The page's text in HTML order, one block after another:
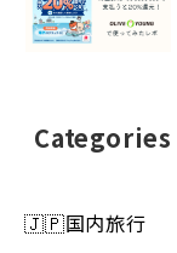
Categories
🇯🇵国内旅行